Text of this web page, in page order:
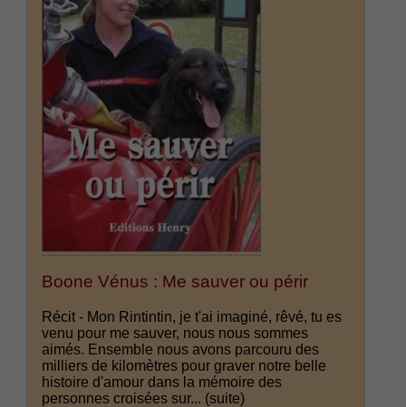
Boone Vénus : Me sauver ou périr
Récit - Mon Rintintin, je t'ai imaginé, rêvé, tu es
venu pour me sauver, nous nous sommes
aimés. Ensemble nous avons parcouru des
milliers de kilomètres pour graver notre belle
histoire d'amour dans la mémoire des
personnes croisées sur... (suite)